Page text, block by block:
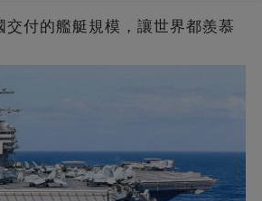
交付的艦艇規模，讓世界都羨慕